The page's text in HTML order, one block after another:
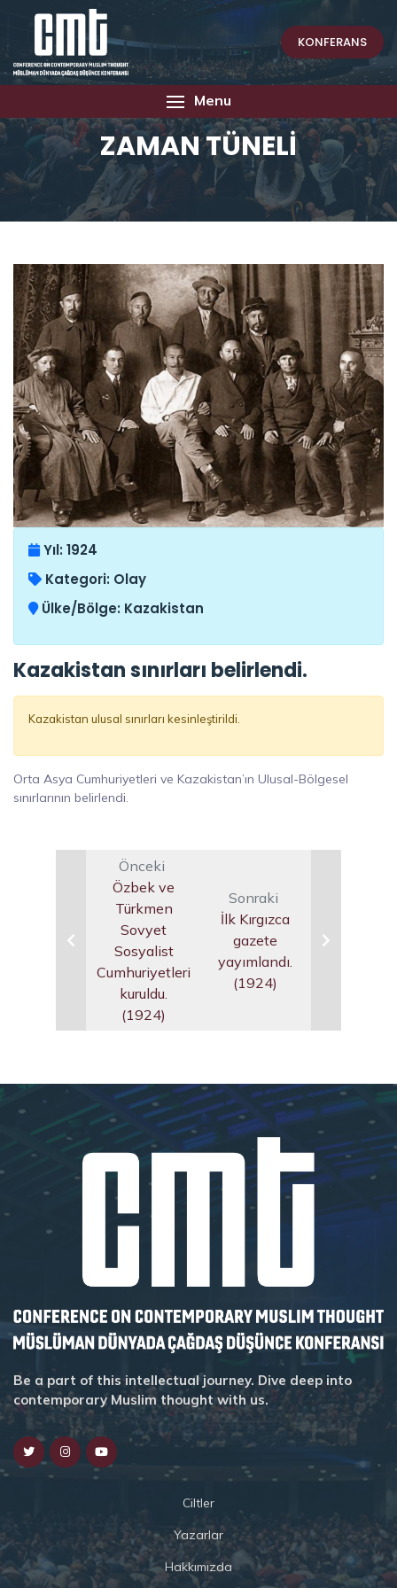
KONFERANS
Menu
ZAMAN TÜNELİ
Yıl: 1924
Kategori: Olay
Ülke/Bölge: Kazakistan
Kazakistan sınırları belirlendi.
Kazakistan ulusal sınırları kesinleştirildi.
Orta Asya Cumhuriyetleri ve Kazakistan’ın Ulusal-Bölgesel
sınırlarının belirlendi.
Önceki
Özbek ve
Türkmen
Sovyet
Sosyalist
Cumhuriyetleri
kuruldu.
(1924)
Sonraki
İlk Kırgızca
gazete
yayımlandı.
(1924)
Be a part of this intellectual journey. Dive deep into
contemporary Muslim thought with us.
Ciltler
Yazarlar
Hakkımızda